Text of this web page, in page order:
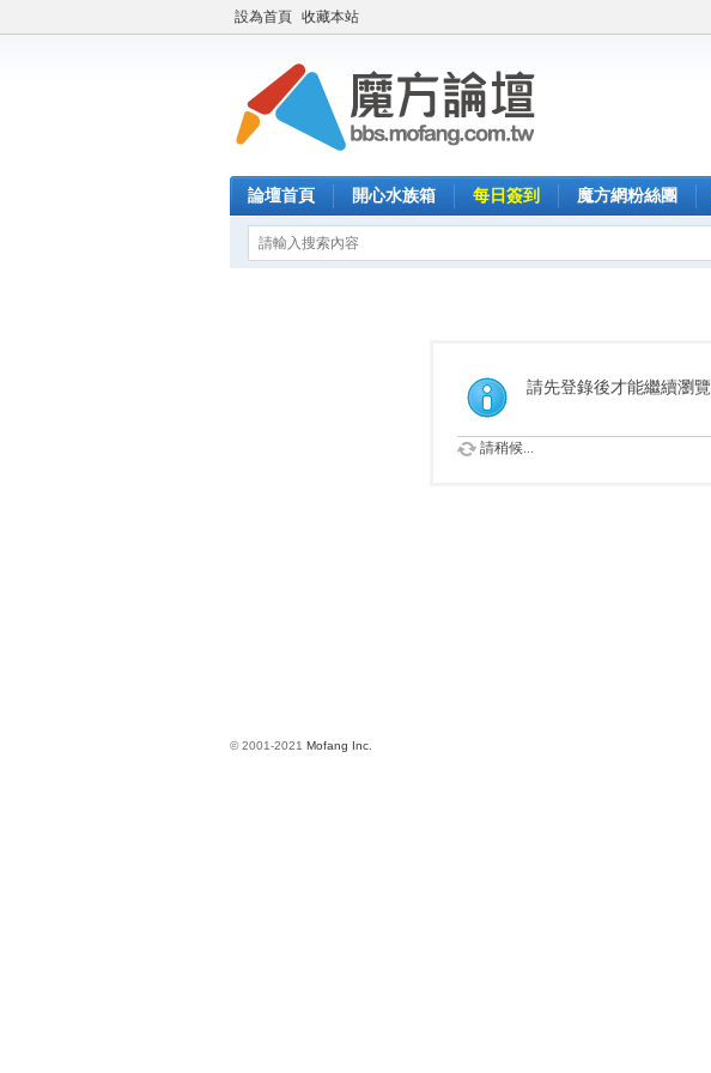
設為首頁 收藏本站
論壇首頁 開心水族箱 每日簽到 魔方網粉絲團
請先登錄後才能繼續瀏覽
請稍候...
© 2001-2021 Mofang Inc.